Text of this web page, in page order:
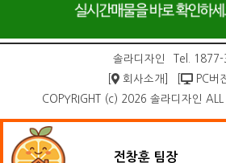
솔라디자인
Tel.
회사소개]
PC버
COPYRIGHT (c) 2026 솔라디자인 ALL
전창훈 팀장